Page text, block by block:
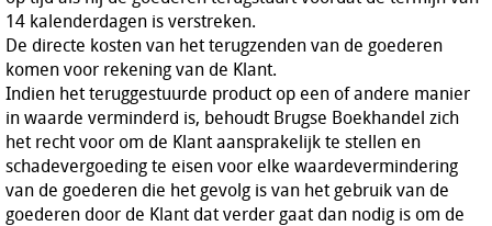
14 kalenderdagen is verstreken.
De directe kosten van het terugzenden van de goederen
komen voor rekening van de Klant.
Indien het teruggestuurde product op een of andere manier
in waarde verminderd is, behoudt Brugse Boekhandel zich
het recht voor om de Klant aansprakelijk te stellen en
schadevergoeding te eisen voor elke waardevermindering
van de goederen die het gevolg is van het gebruik van de
goederen door de Klant dat verder gaat dan nodig is om de